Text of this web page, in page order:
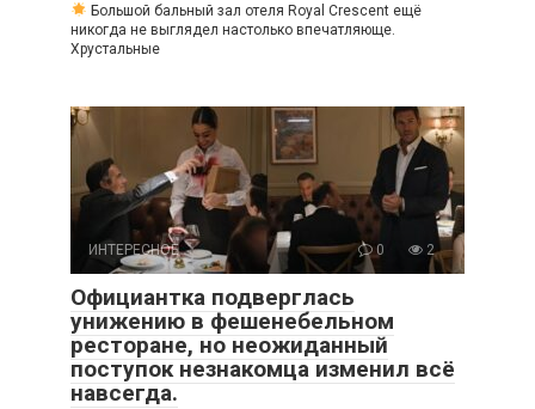
Большой бальный зал отеля Royal Crescent ещё
никогда не выглядел настолько впечатляюще.
Хрустальные
ИНТЕРЕСНОЕ 0 2
Официантка подверглась
унижению в фешенебельном
ресторане, но неожиданный
поступок незнакомца изменил всё
навсегда.